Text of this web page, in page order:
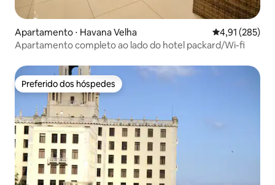
Apartamento ⋅ Havana Velha 4,91 de uma
4,91 (285)
Apartamento completo ao lado do hotel packard/Wi-fi
Preferido dos hóspedes
Preferido dos hóspedes